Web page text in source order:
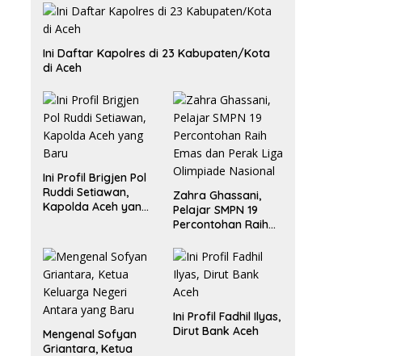
Ini Daftar Kapolres di 23 Kabupaten/Kota
di Aceh
Ini Profil Brigjen Pol
Ruddi Setiawan,
Kapolda Aceh yang
Zahra Ghassani,
Pelajar SMPN 19
Percontohan Raih
Liga Olimpiade
Nasional
Mengenal Sofyan
Griantara, Ketua
Ini Profil Fadhil Ilyas,
Dirut Bank Aceh